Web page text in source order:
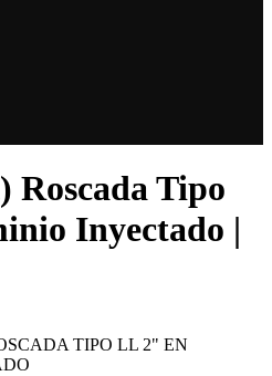
Roscada Tipo
Inyectado |
TIPO LL 2" EN